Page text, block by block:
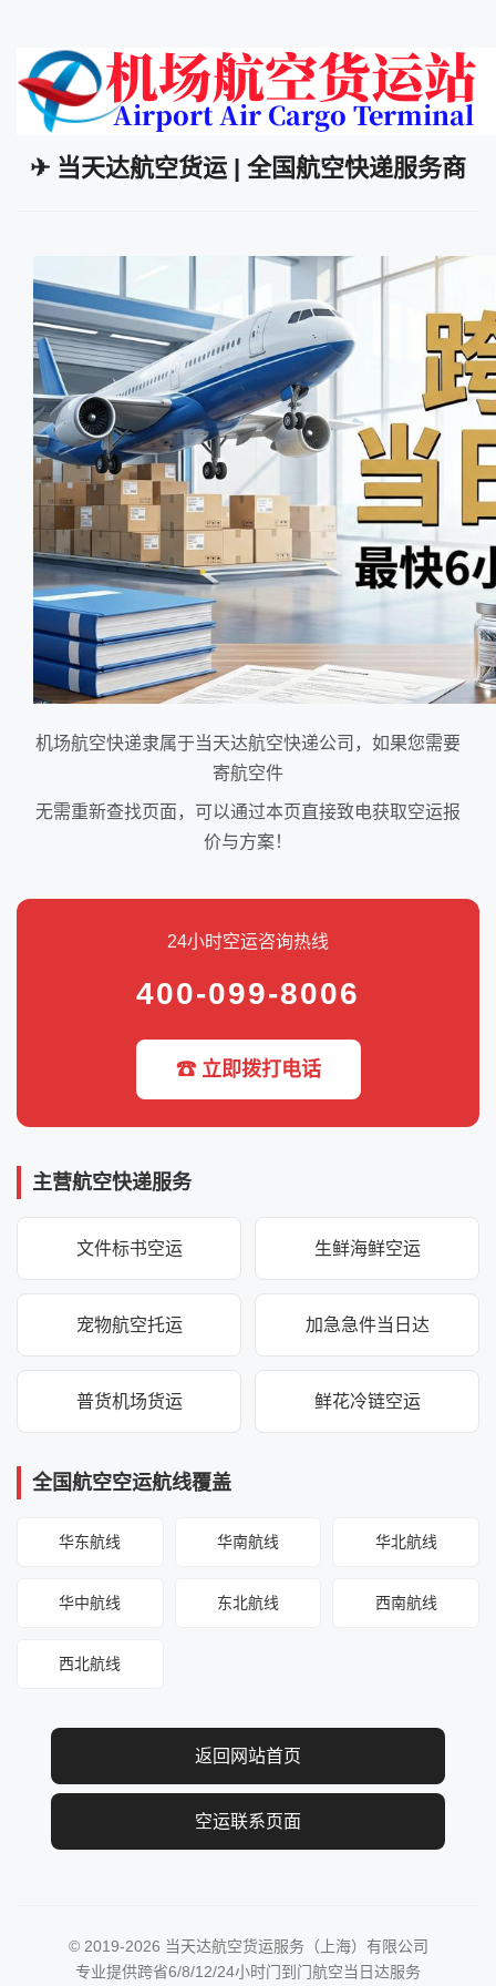
✈ 当天达航空货运 | 全国航空快递服务商
机场航空快递隶属于当天达航空快递公司，如果您需要
寄航空件
无需重新查找页面，可以通过本页直接致电获取空运报
价与方案！
24小时空运咨询热线
400-099-8006
☎ 立即拨打电话
主营航空快递服务
文件标书空运 生鲜海鲜空运
宠物航空托运 加急急件当日达
普货机场货运 鲜花冷链空运
全国航空空运航线覆盖
华东航线 华南航线 华北航线
华中航线 东北航线 西南航线
西北航线
返回网站首页
空运联系页面
© 2019-2026 当天达航空货运服务（上海）有限公司
专业提供跨省6/8/12/24小时门到门航空当日达服务